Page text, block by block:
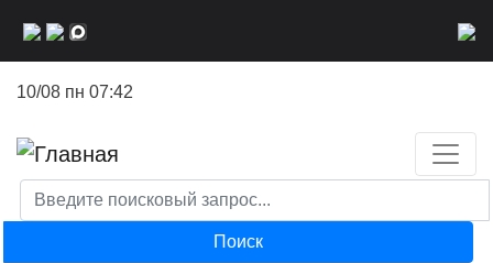
10/08 пн 07:42
Поиск